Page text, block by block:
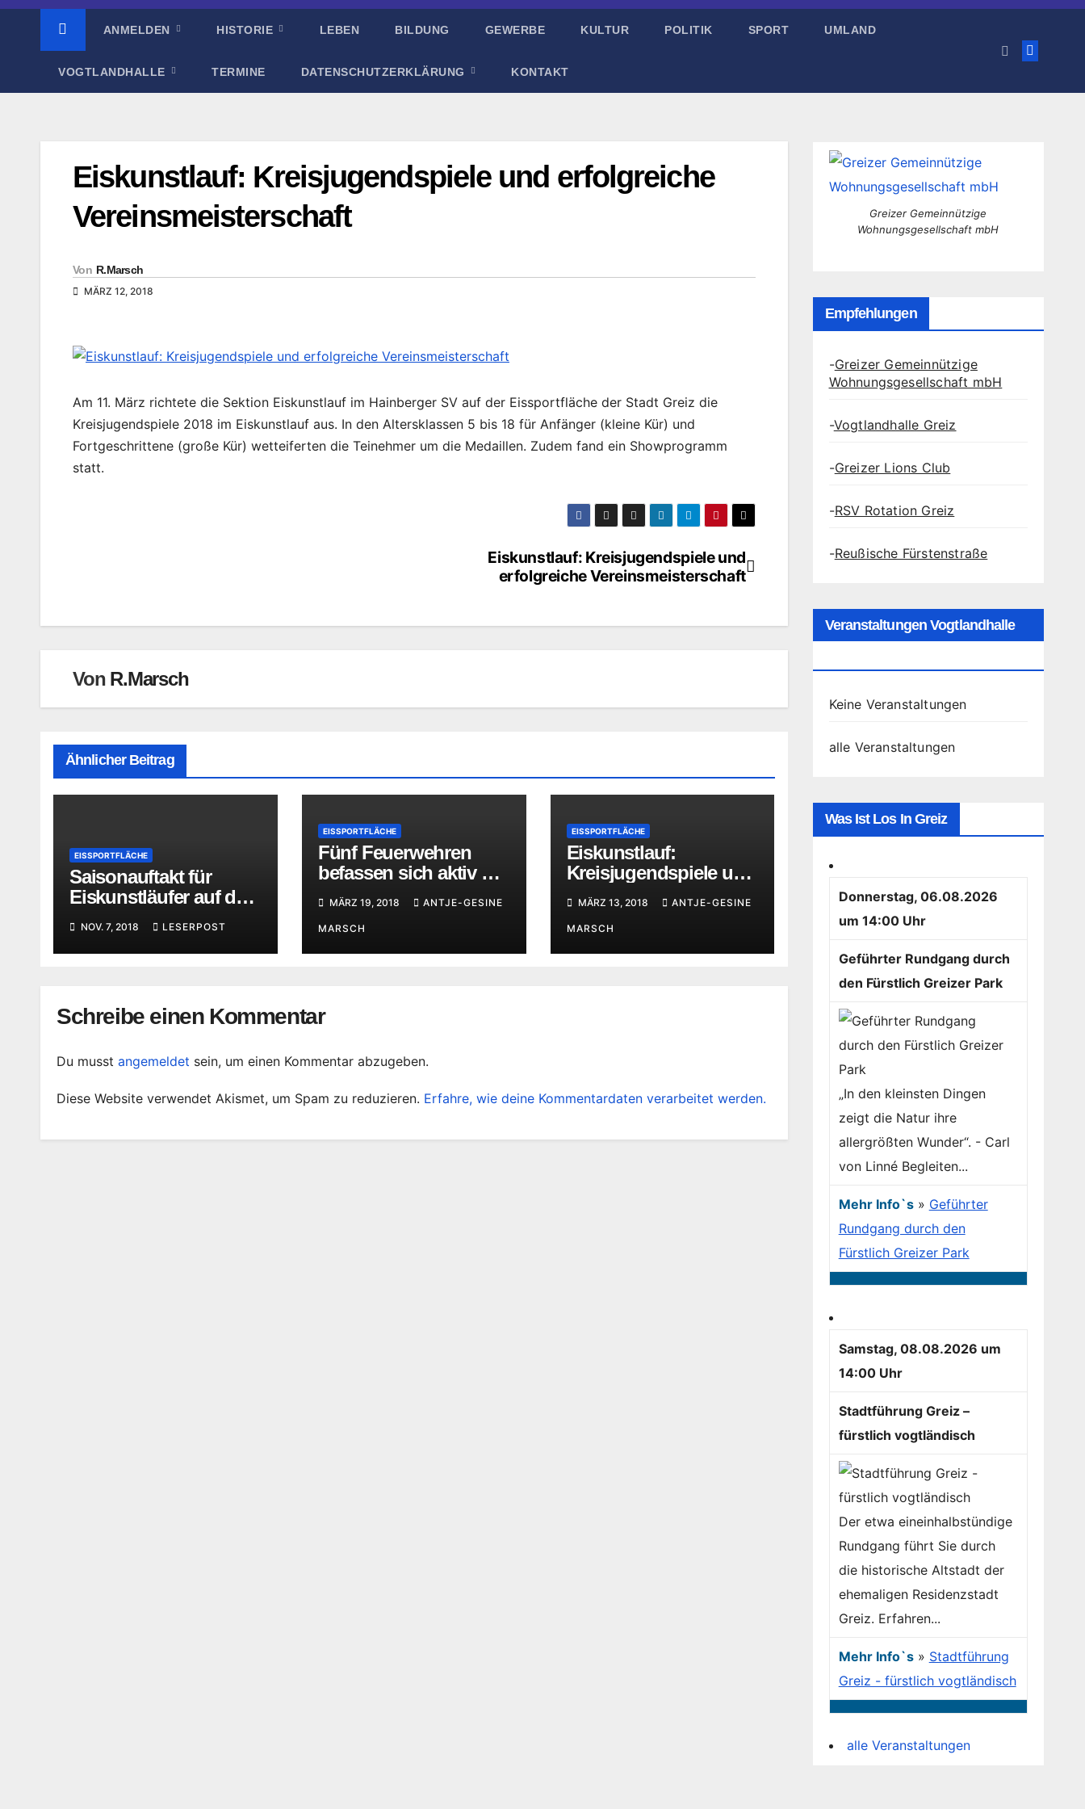
ANMELDEN HISTORIE LEBEN BILDUNG GEWERBE KULTUR POLITIK SPORT UMLAND
VOGTLANDHALLE TERMINE DATENSCHUTZERKLÄRUNG KONTAKT
Eiskunstlauf: Kreisjugendspiele und erfolgreiche
Vereinsmeisterschaft
Von R.Marsch
MÄRZ 12, 2018
Am 11. März richtete die Sektion Eiskunstlauf im Hainberger SV auf der Eissportfläche der Stadt Greiz die
Kreisjugendspiele 2018 im Eiskunstlauf aus. In den Altersklassen 5 bis 18 für Anfänger (kleine Kür) und
Fortgeschrittene (große Kür) wetteiferten die Teinehmer um die Medaillen. Zudem fand ein Showprogramm
statt.
Eiskunstlauf: Kreisjugendspiele und
erfolgreiche Vereinsmeisterschaft
Von R.Marsch
Ähnlicher Beitrag
EISSPORTFLÄCHE
Saisonauftakt für
Eiskunstläufer auf dem
NOV. 7, 2018 LESERPOST
EISSPORTFLÄCHE
Fünf Feuerwehren
befassen sich aktiv mit
Thema Eisrettung
MÄRZ 19, 2018 ANTJE-GESINE
MARSCH
EISSPORTFLÄCHE
Eiskunstlauf:
Kreisjugendspiele und
erfolgreiche
Vereinsmeisterschaft
MÄRZ 13, 2018 ANTJE-GESINE
MARSCH
Schreibe einen Kommentar
Du musst angemeldet sein, um einen Kommentar abzugeben.
Diese Website verwendet Akismet, um Spam zu reduzieren. Erfahre, wie deine Kommentardaten verarbeitet werden.
Greizer Gemeinnützige
Wohnungsgesellschaft mbH
Empfehlungen
-Greizer Gemeinnützige
Wohnungsgesellschaft mbH
-Vogtlandhalle Greiz
-Greizer Lions Club
-RSV Rotation Greiz
-Reußische Fürstenstraße
Veranstaltungen Vogtlandhalle
Keine Veranstaltungen
alle Veranstaltungen
Was Ist Los In Greiz
Donnerstag, 06.08.2026
um 14:00 Uhr
Geführter Rundgang durch
den Fürstlich Greizer Park
„In den kleinsten Dingen
zeigt die Natur ihre
allergrößten Wunder“. - Carl
von Linné Begleiten...
Mehr Info`s» Geführter
Rundgang durch den
Fürstlich Greizer Park
Samstag, 08.08.2026 um
14:00 Uhr
Stadtführung Greiz –
fürstlich vogtländisch
Der etwa eineinhalbstündige
Rundgang führt Sie durch
die historische Altstadt der
ehemaligen Residenzstadt
Greiz. Erfahren...
Mehr Info`s» Stadtführung
Greiz - fürstlich vogtländisch
alle Veranstaltungen